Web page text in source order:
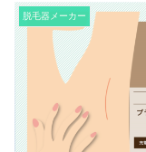
脱毛器メーカー